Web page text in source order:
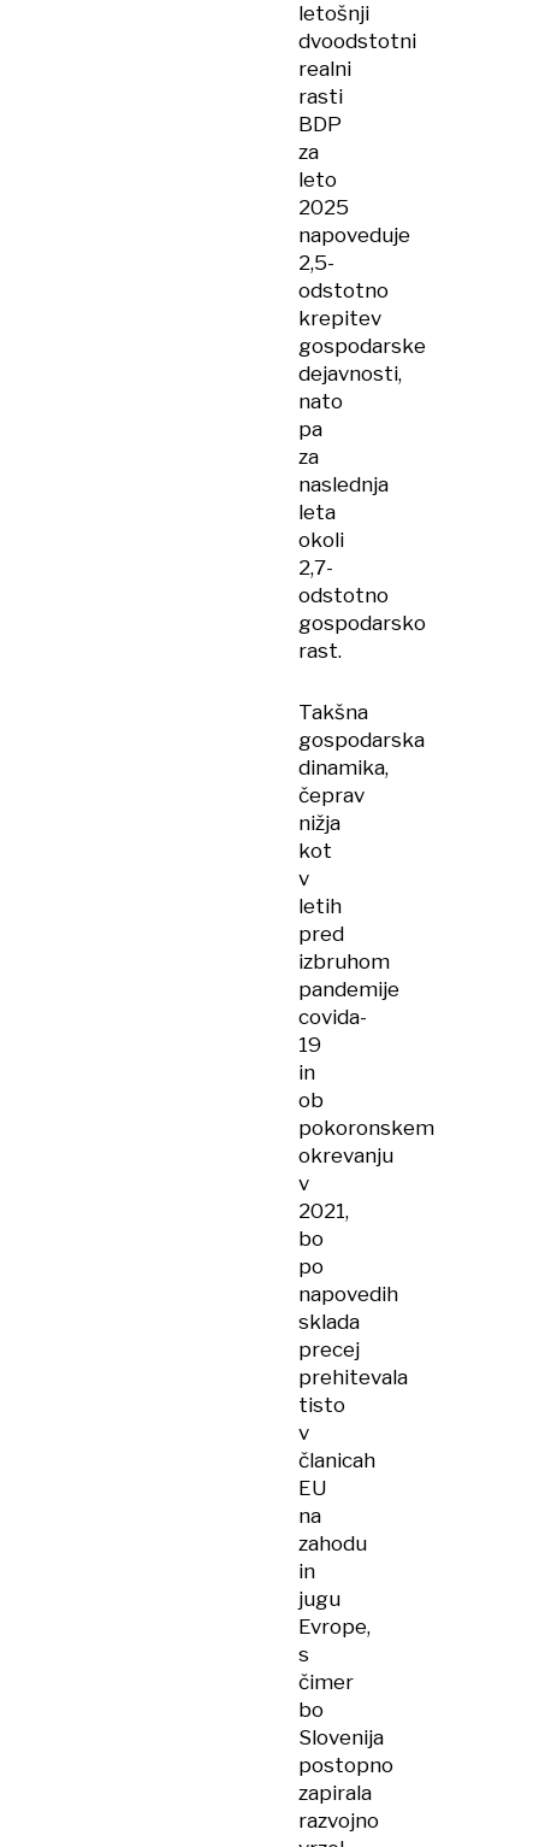
letošnji
dvoodstotni
realni
rasti
BDP
za
leto
2025
napoveduje
2,5-
odstotno
krepitev
gospodarske
dejavnosti,
nato
pa
za
naslednja
leta
okoli
2,7-
odstotno
gospodarsko
rast.
Takšna
gospodarska
dinamika,
čeprav
nižja
kot
v
letih
pred
izbruhom
pandemije
covida-
19
in
ob
pokoronskem
okrevanju
v
2021,
bo
po
napovedih
sklada
precej
prehitevala
tisto
v
članicah
EU
na
zahodu
in
jugu
Evrope,
s
čimer
bo
Slovenija
postopno
zapirala
razvojno